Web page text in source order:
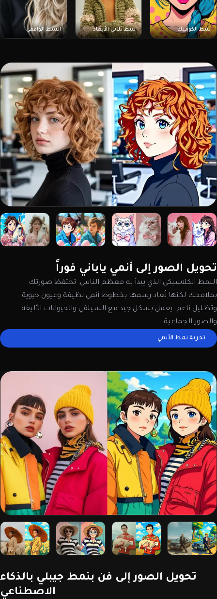
نمط الكوميك نمط ثلاثي الأبعاد النمط الواقعي
تحويل الصور إلى أنمي ياباني فوراً
النمط الكلاسيكي الذي يبدأ به معظم الناس. تحتفظ صورتك
بملامحك لكنها تُعاد رسمها بخطوط أنمي نظيفة وعيون حيوية
وتظليل ناعم. يعمل بشكل جيد مع السيلفي والحيوانات الأليفة
والصور الجماعية.
تجربة نمط الأنمي
تحويل الصور إلى فن بنمط جيبلي بالذكاء
الاصطناعي